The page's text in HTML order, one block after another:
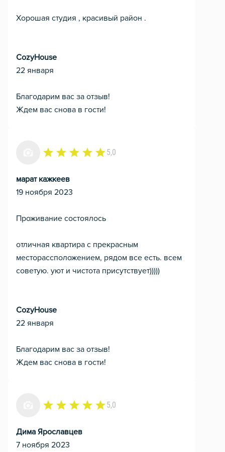
Хорошая студия , красивый район .
CozyHouse
22 января
Благодарим вас за отзыв!
Ждем вас снова в гости!
5,0
марат кажкеев
19 ноября 2023
Проживание состоялось
отличная квартира с прекрасным
месторассположением, рядом все есть. всем
советую. уют и чистота присутствует)))))
CozyHouse
22 января
Благодарим вас за отзыв!
Ждем вас снова в гости!
5,0
Дима Ярославцев
7 ноября 2023